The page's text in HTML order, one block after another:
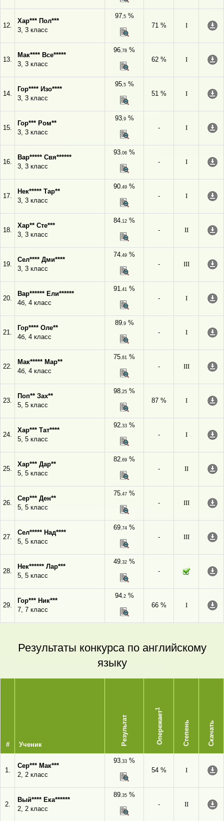
12.
Хар*** Пол***
3, 3 класс
97,5%
71 %
I
13.
Мак**** Все*****
3, 3 класс
96,78 %
62 %
I
14.
Гор**** Изо****
3, 3 класс
95,5%
51 %
I
15.
Гор*** Ром**
3, 3 класс
93,9%
-
I
16.
Вар***** Свя******
3, 3 класс
93,06 %
-
I
17.
Нек***** Тар**
3, 3 класс
90,49 %
-
I
18.
Хар** Сте***
3, 3 класс
84,12 %
-
II
19.
Сел**** Дми****
3, 3 класс
74,49 %
-
III
20.
Вар****** Ели******
4б, 4 класс
91,41 %
-
I
21.
Гор**** Оле**
4б, 4 класс
89,9%
-
I
22.
Мак***** Мар**
4б, 4 класс
75,81 %
-
III
23.
Поп** Зах**
5, 5 класс
98,25 %
87 %
I
24.
Хар*** Тат****
5, 5 класс
92,33 %
-
I
25.
Хар*** Дар**
5, 5 класс
82,69 %
-
II
26.
Сер*** Ден**
5, 5 класс
75,47 %
-
III
27.
Сел***** Над****
5, 5 класс
69,74 %
-
III
28.
Нек****** Лар***
5, 5 класс
49,32 %
-
29.
Гор*** Ник***
7, 7 класс
94,2%
66 %
I
Результаты конкурса по английскому
языку
# Ученик Результат Опережает
1
Степень Скачать
1.
Сер*** Мак***
2, 2 класс
93,33 %
54 %
I
2.
Вый**** Ека******
2, 2 класс
89,35 %
-
II